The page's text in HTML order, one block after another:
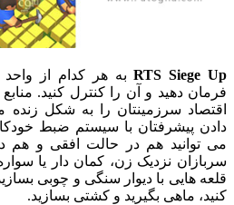
RTS Siege Upبه هر کدام از
فرمان دهید و آن را کنترل کنید.
اقتصاد سرزمینتان را به شکل
می توانید هم در حالت افقی و هم
سربازان نزدیک زن، کمان دار یا
قلعه هایی با دیوار سنگی و چوبی
کنید، ماهی بگیرید و کشتی بسازید.